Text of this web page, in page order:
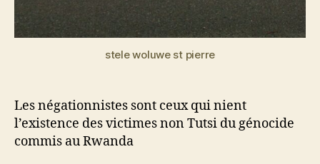
stele woluwe st pierre
Les négationnistes sont ceux qui nient
l’existence des victimes non Tutsi du génocide
commis au Rwanda